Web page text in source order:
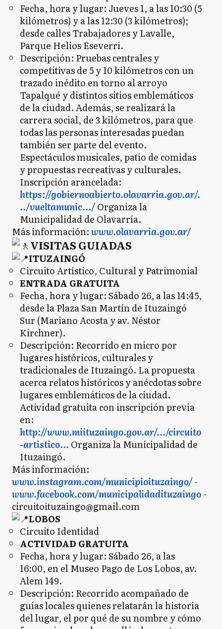
Fecha, hora y lugar: Jueves 1, a las 10:30 (5
kilómetros) y a las 12:30 (3 kilómetros);
desde calles Trabajadores y Lavalle,
Parque Helios Eseverri.
Descripción: Pruebas centrales y
competitivas de 5 y 10 kilómetros con un
trazado inédito en torno al arroyo
Tapalqué y distintos sitios emblemáticos
de la ciudad. Además, se realizará la
carrera social, de 3 kilómetros, para que
todas las personas interesadas puedan
también ser parte del evento.
Espectáculos musicales, patio de comidas
y propuestas recreativas y culturales.
Inscripción arancelada:
https://gobiernoabierto.olavarria.gov.ar/.
../vueltamunic.../Organiza la
Municipalidad de Olavarría.
Más información:www.olavarria.gov.ar/
VISITAS GUIADAS
ITUZAINGÓ
Circuito Artístico, Cultural y Patrimonial
ENTRADA GRATUITA
Fecha, hora y lugar: Sábado 26, a las 14:45,
desde la Plaza San Martín de Ituzaingó
Sur (Mariano Acosta y av. Néstor
Kirchner).
Descripción: Recorrido en micro por
lugares históricos, culturales y
tradicionales de Ituzaingó. La propuesta
acerca relatos históricos y anécdotas sobre
lugares emblemáticos de la ciudad.
Actividad gratuita con inscripción previa
en:
http://www.miituzaingo.gov.ar/.../circuito
-artistico... Organiza la Municipalidad de
Ituzaingó.
Más información:
www.instagram.com/municipioituzaingo/-
www.facebook.com/municipalidadituzaingo-
circuitoituzaingo@gmail.com
LOBOS
Circuito Identidad
ACTIVIDAD GRATUITA
Fecha, hora y lugar: Sábado 26, a las
16:00, en el Museo Pago de Los Lobos, av.
Alem 149.
Descripción: Recorrido acompañado de
guías locales quienes relatarán la historia
del lugar, el por qué de su nombre y cómo